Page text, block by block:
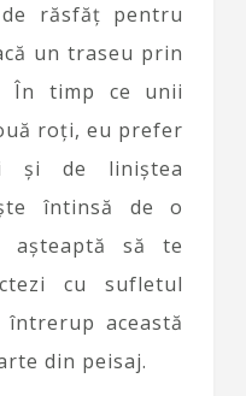
răsfăț pentru
un traseu prin
În timp ce unii
roți, eu prefer
și de liniștea
întinsă de o
așteaptă să te
cu sufletul
această
din peisaj.